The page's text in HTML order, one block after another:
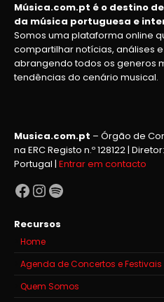
Música.com.pt é o destino
da música portuguesa e
Somos uma plataforma online
compartilhar notícias, análises
abrangendo todos os generos
tendências do cenário musical.
Musica.com.pt – Órgão de
na ERC Registo n.º 128122 |
Portugal | Entrar em contacto
Facebook
Instagram
Spotify
Recursos
Home
Agenda de Concertos e Festivais
Quem Somos